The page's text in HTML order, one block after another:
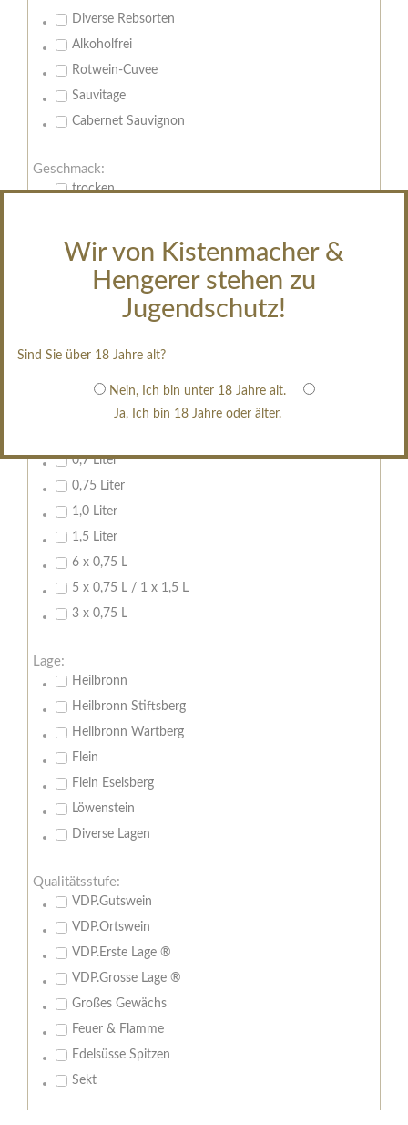
Wir von Kistenmacher &
Hengerer stehen zu
Jugendschutz!
Sind Sie über 18 Jahre alt?
Nein, Ich bin unter 18 Jahre alt.
Ja, Ich bin 18 Jahre oder älter.
Diverse Rebsorten
Alkoholfrei
Rotwein-Cuvee
Sauvitage
Cabernet Sauvignon
Geschmack:
trocken
halbtrocken
edelsüß
erfrischend, nicht zu süß
0,7 Liter
0,75 Liter
1,0 Liter
1,5 Liter
6 x 0,75 L
5 x 0,75 L / 1 x 1,5 L
3 x 0,75 L
Lage:
Heilbronn
Heilbronn Stiftsberg
Heilbronn Wartberg
Flein
Flein Eselsberg
Löwenstein
Diverse Lagen
Qualitätsstufe:
VDP.Gutswein
VDP.Ortswein
VDP.Erste Lage ®
VDP.Grosse Lage ®
Großes Gewächs
Feuer & Flamme
Edelsüsse Spitzen
Sekt